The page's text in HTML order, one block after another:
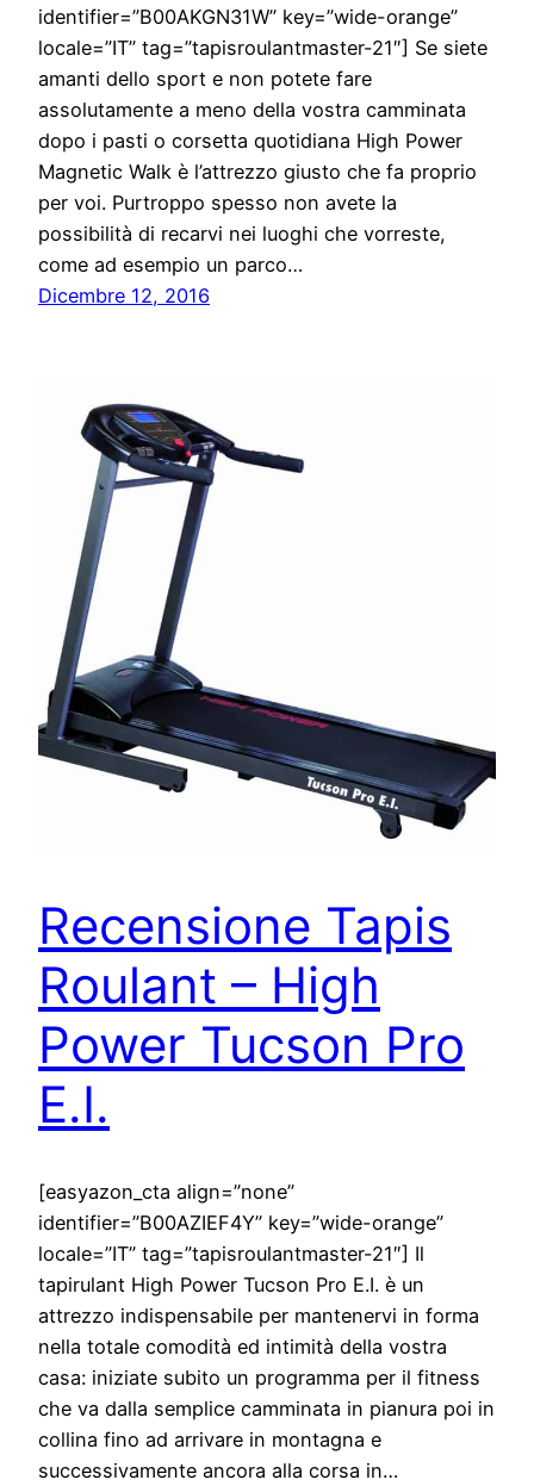
identifier=”B00AKGN31W” key=”wide-orange”
locale=”IT” tag=”tapisroulantmaster-21″] Se siete
amanti dello sport e non potete fare
assolutamente a meno della vostra camminata
dopo i pasti o corsetta quotidiana High Power
Magnetic Walk è l’attrezzo giusto che fa proprio
per voi. Purtroppo spesso non avete la
possibilità di recarvi nei luoghi che vorreste,
come ad esempio un parco…
Dicembre 12, 2016
Recensione Tapis
Roulant – High
Power Tucson Pro
E.I.
[easyazon_cta align=”none”
identifier=”B00AZIEF4Y” key=”wide-orange”
locale=”IT” tag=”tapisroulantmaster-21″] Il
tapirulant High Power Tucson Pro E.I. è un
attrezzo indispensabile per mantenervi in forma
nella totale comodità ed intimità della vostra
casa: iniziate subito un programma per il fitness
che va dalla semplice camminata in pianura poi in
collina fino ad arrivare in montagna e
successivamente ancora alla corsa in…